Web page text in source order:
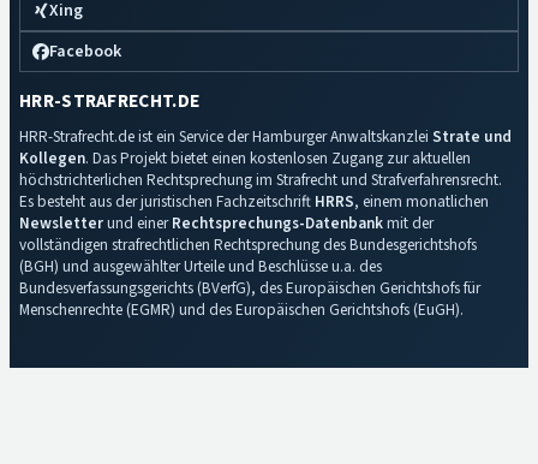
Xing
Facebook
HRR-STRAFRECHT.DE
HRR-Strafrecht.de ist ein Service der Hamburger Anwaltskanzlei Strate und
Kollegen. Das Projekt bietet einen kostenlosen Zugang zur aktuellen
höchstrichterlichen Rechtsprechung im Strafrecht und Strafverfahrensrecht.
Es besteht aus der juristischen Fachzeitschrift HRRS, einem monatlichen
Newsletterund einerRechtsprechungs-Datenbankmit der
vollständigen strafrechtlichen Rechtsprechung des Bundesgerichtshofs
(BGH) und ausgewählter Urteile und Beschlüsse u.a. des
Bundesverfassungsgerichts (BVerfG), des Europäischen Gerichtshofs für
Menschenrechte (EGMR) und des Europäischen Gerichtshofs (EuGH).